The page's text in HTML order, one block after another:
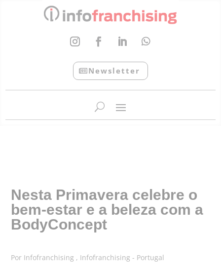
Newsletter
Nesta Primavera celebre o
bem-estar e a beleza com a
BodyConcept
Por Infofranchising , Infofranchising - Portugal